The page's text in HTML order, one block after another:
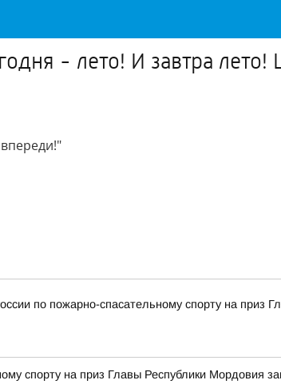
- лето! И завтра лето!
по пожарно-спасательному спорту на приз
спорту на приз Главы Республики Мордовия